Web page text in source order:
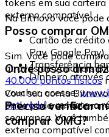
externo compatível.
Na Bitnovo você pode
Cartão de crédito
Pay, Google Pay)
Transferência
Dinheiro através
Posso comprar
Sim. Você pode
através de vouchers
40.000 pontos físicos
voucher, acesse:
network/e resgate-o
Onde posso
Com sua conta
onde pode armazenar
segurança. Você
externa compatível
Preciso verificar
comprar OMG?